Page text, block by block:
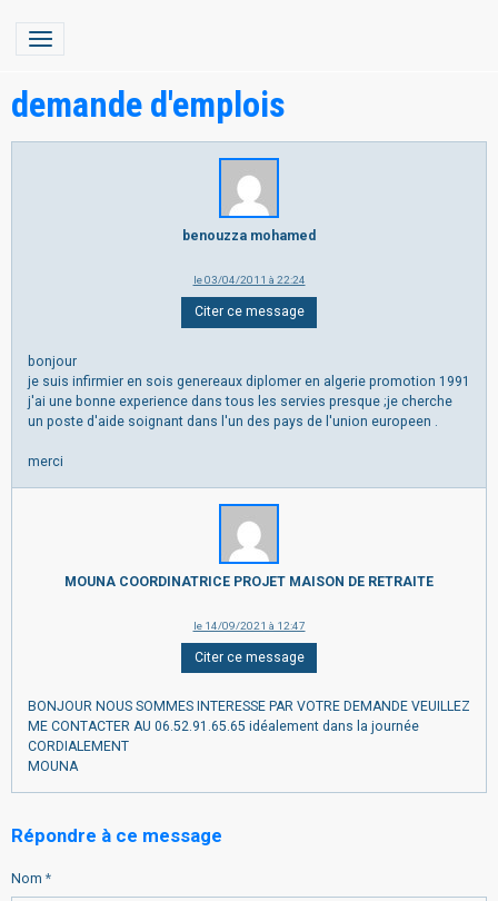
demande d'emplois
benouzza mohamed
le 03/04/2011 à 22:24
Citer ce message
bonjour
je suis infirmier en sois genereaux diplomer en algerie promotion 1991
j'ai une bonne experience dans tous les servies presque ;je cherche
un poste d'aide soignant dans l'un des pays de l'union europeen .
merci
MOUNA COORDINATRICE PROJET MAISON DE RETRAITE
le 14/09/2021 à 12:47
Citer ce message
BONJOUR NOUS SOMMES INTERESSE PAR VOTRE DEMANDE VEUILLEZ
ME CONTACTER AU 06.52.91.65.65 idéalement dans la journée
CORDIALEMENT
MOUNA
Répondre à ce message
Nom